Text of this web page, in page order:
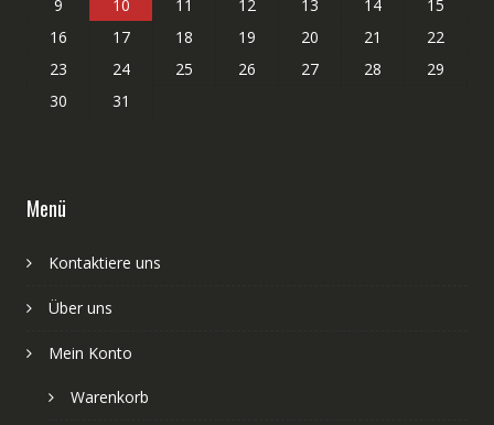
9
10 11 12 13 14
15
16
17 18 19 20 21
22
23
24 25 26 27 28
29
30
31
Menü
Kontaktiere uns
Über uns
Mein Konto
Warenkorb